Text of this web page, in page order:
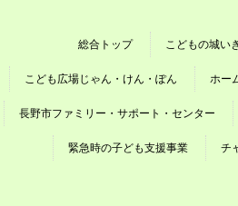
総合トップ こどもの城い
こども広場じゃん・けん・ぽん ホー
長野市ファミリー・サポート・センター
緊急時の子ども支援事業 チ